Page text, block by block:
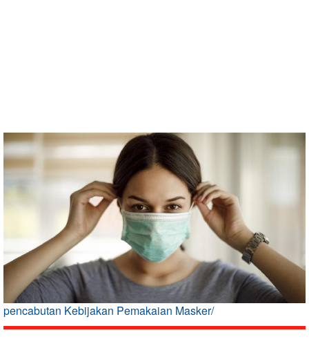
pencabutan Kebijakan Pemakaian Masker/